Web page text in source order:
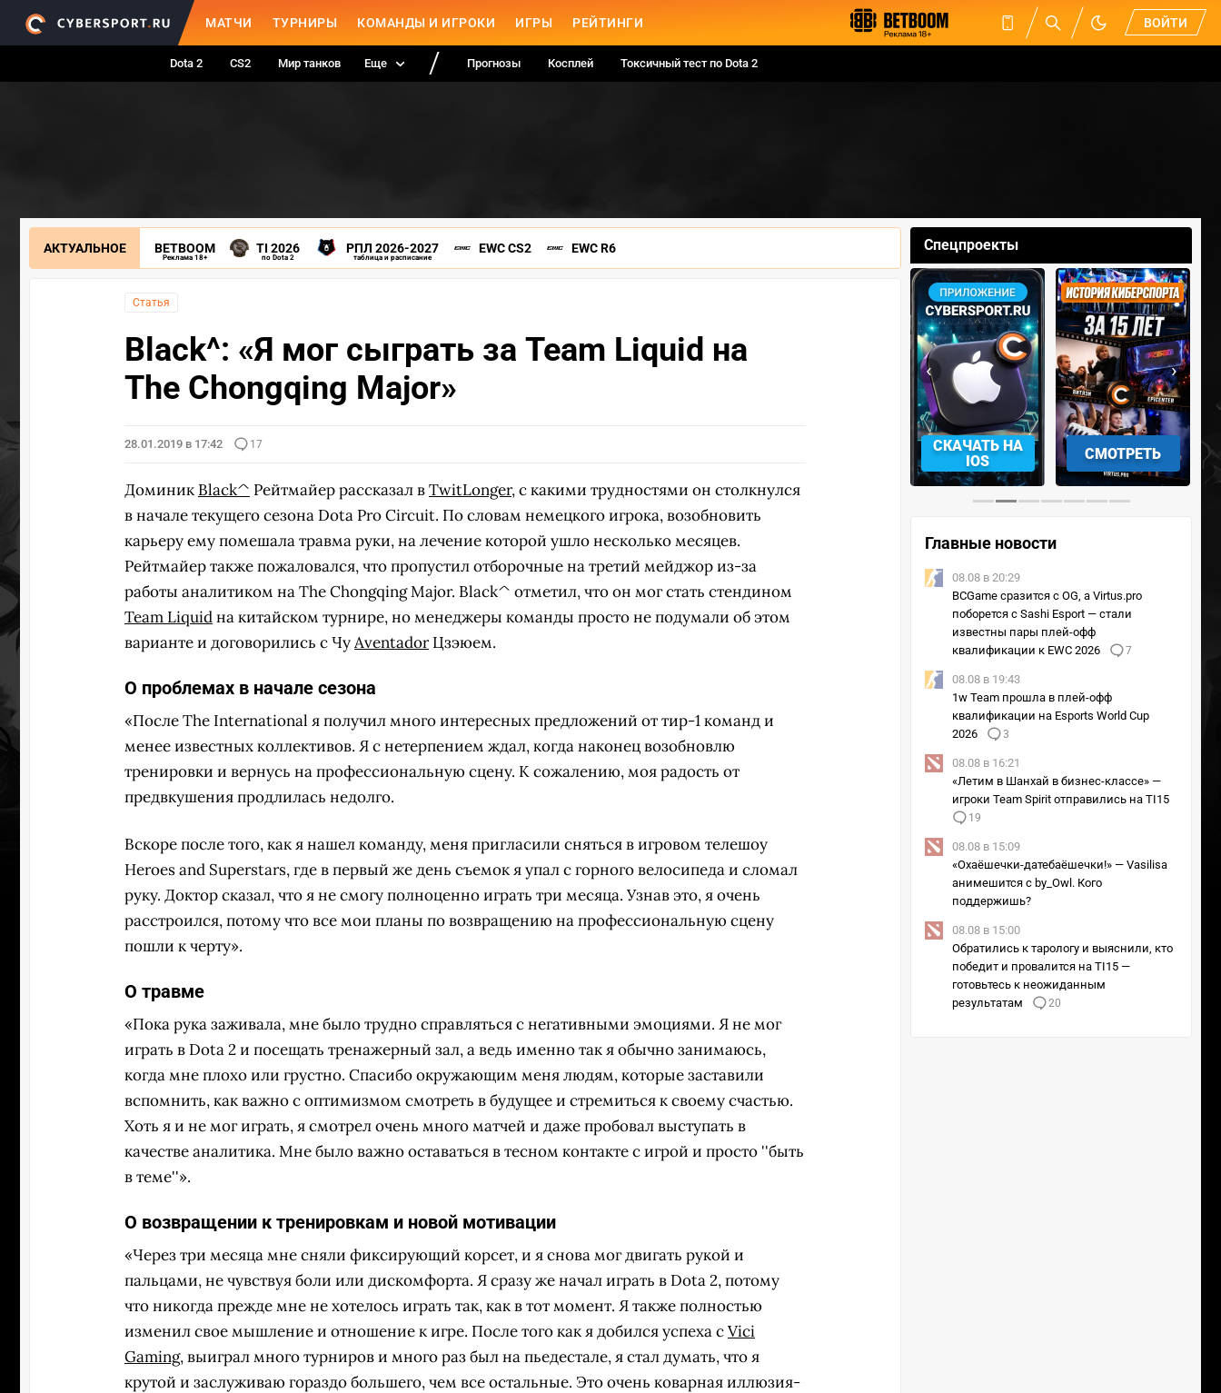
МАТЧИ ТУРНИРЫ КОМАНДЫ И ИГРОКИ ИГРЫ РЕЙТИНГИ ВОЙТИ
Dota 2 CS2 Мир танков Еще Прогнозы Косплей Токсичный тест по Dota 2
АКТУАЛЬНОЕ BETBOOM
Реклама 18+
TI 2026
по Dota 2
РПЛ 2026-2027
таблица и расписание
EWC CS2 EWC R6
Статья
Black^: «Я мог сыграть за Team Liquid на
The Chongqing Major»
28.01.2019 в 17:42 17
Доминик Black^ Рейтмайер рассказал вTwitLonger, с какими трудностями он столкнулся
в начале текущего сезона Dota Pro Circuit. По словам немецкого игрока, возобновить
карьеру ему помешала травма руки, на лечение которой ушло несколько месяцев.
Рейтмайер также пожаловался, что пропустил отборочные на третий мейджор из-за
работы аналитиком на The Chongqing Major. Black^ отметил, что он мог стать стендином
Team Liquidна китайском турнире, но менеджеры команды просто не подумали об этом
варианте и договорились с ЧуAventadorЦзэюем.
О проблемах в начале сезона
«После The International я получил много интересных предложений от тир-1 команд и
менее известных коллективов. Я с нетерпением ждал, когда наконец возобновлю
тренировки и вернусь на профессиональную сцену. К сожалению, моя радость от
предвкушения продлилась недолго.
Вскоре после того, как я нашел команду, меня пригласили сняться в игровом телешоу
Heroes and Superstars, где в первый же день съемок я упал с горного велосипеда и сломал
руку. Доктор сказал, что я не смогу полноценно играть три месяца. Узнав это, я очень
расстроился, потому что все мои планы по возвращению на профессиональную сцену
пошли к черту».
О травме
«Пока рука заживала, мне было трудно справляться с негативными эмоциями. Я не мог
играть в Dota 2 и посещать тренажерный зал, а ведь именно так я обычно занимаюсь,
когда мне плохо или грустно. Спасибо окружающим меня людям, которые заставили
вспомнить, как важно с оптимизмом смотреть в будущее и стремиться к своему счастью.
Хоть я и не мог играть, я смотрел очень много матчей и даже пробовал выступать в
качестве аналитика. Мне было важно оставаться в тесном контакте с игрой и просто ''быть
в теме''».
О возвращении к тренировкам и новой мотивации
«Через три месяца мне сняли фиксирующий корсет, и я снова мог двигать рукой и
пальцами, не чувствуя боли или дискомфорта. Я сразу же начал играть в Dota 2, потому
что никогда прежде мне не хотелось играть так, как в тот момент. Я также полностью
изменил свое мышление и отношение к игре. После того как я добился успеха сVici
Gaming, выиграл много турниров и много раз был на пьедестале, я стал думать, что я
крутой и заслуживаю гораздо большего, чем все остальные. Это очень коварная иллюзия-
Спецпроекты
СМОТРЕТЬ УЧАСТВОВАТЬ
‹ ›
Главные новости
08.08 в 20:29
BCGame сразится с OG, а Virtus.pro
поборется с Sashi Esport — стали
известны пары плей-офф
квалификации к EWC 2026
7
08.08 в 19:43
1w Team прошла в плей-офф
квалификации на Esports World Cup
2026
3
08.08 в 16:21
«Летим в Шанхай в бизнес-классе» —
игроки Team Spirit отправились на TI15
19
08.08 в 15:09
«Охаёшечки-датебаёшечки!» — Vasilisa
анимешится с by_Owl. Кого
поддержишь?
08.08 в 15:00
Обратились к тарологу и выяснили, кто
победит и провалится на TI15 —
готовьтесь к неожиданным
результатам
20